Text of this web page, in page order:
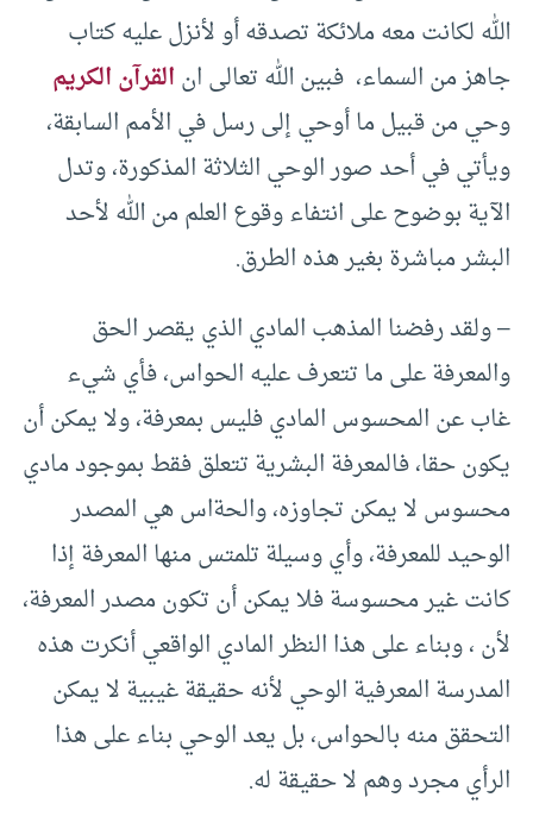
الله لكانت معه ملائكة تصدقه أو لأنزل عليه كتاب
جاهز من السماء، فبين الله تعالى انالقرآن الكريم
وحي من قبيل ما أوحي إلى رسل في الأمم السابقة،
ويأتي في أحد صور الوحي الثلاثة المذكورة، وتدل
الآية بوضوح على انتفاء وقوع العلم من الله لأحد
البشر مباشرة بغير هذه الطرق.
– ولقد رفضنا المذهب المادي الذي يقصر الحق
والمعرفة على ما تتعرف عليه الحواس، فأي شيء
غاب عن المحسوس المادي فليس بمعرفة، ولا يمكن أن
يكون حقا، فالمعرفة البشرية تتعلق فقط بموجود مادي
محسوس لا يمكن تجاوزه، والحةاس هي المصدر
الوحيد للمعرفة، وأي وسيلة تلمتس منها المعرفة إذا
كانت غير محسوسة فلا يمكن أن تكون مصدر المعرفة،
لأن ، وبناء على هذا النظر المادي الواقعي أنكرت هذه
المدرسة المعرفية الوحي لأنه حقيقة غيبية لا يمكن
التحقق منه بالحواس، بل يعد الوحي بناء على هذا
الرأي مجرد وهم لا حقيقة له.